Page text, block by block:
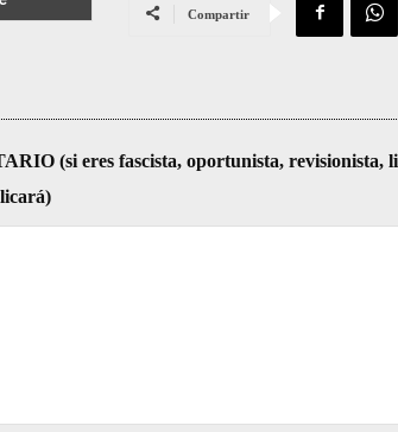
Compartir
(si eres fascista, oportunista, revisionista,